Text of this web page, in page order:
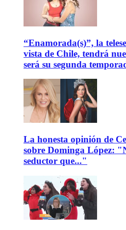
“Enamorada(s)”, la
vista de Chile, tendrá
será su segunda
La honesta opinión de
sobre Dominga López:
seductor que..."